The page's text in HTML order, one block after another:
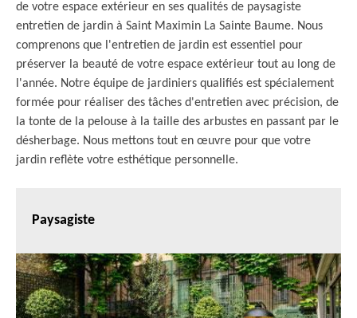
de votre espace extérieur en ses qualités de paysagiste
entretien de jardin à Saint Maximin La Sainte Baume. Nous
comprenons que l'entretien de jardin est essentiel pour
préserver la beauté de votre espace extérieur tout au long de
l'année. Notre équipe de jardiniers qualifiés est spécialement
formée pour réaliser des tâches d'entretien avec précision, de
la tonte de la pelouse à la taille des arbustes en passant par le
désherbage. Nous mettons tout en œuvre pour que votre
jardin reflète votre esthétique personnelle.
Paysagiste